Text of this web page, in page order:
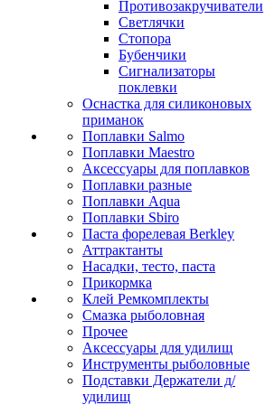
Противозакручиватели
Светлячки
Стопора
Бубенчики
Сигнализаторы
поклевки
Оснастка для силиконовых
приманок
Поплавки Salmo
Поплавки Maestro
Аксессуары для поплавков
Поплавки разные
Поплавки Aqua
Поплавки Sbiro
Паста форелевая Berkley
Аттрактанты
Насадки, тесто, паста
Прикормка
Клей Ремкомплекты
Смазка рыболовная
Прочее
Аксессуары для удилищ
Инструменты рыболовные
Подставки Держатели д/
удилищ